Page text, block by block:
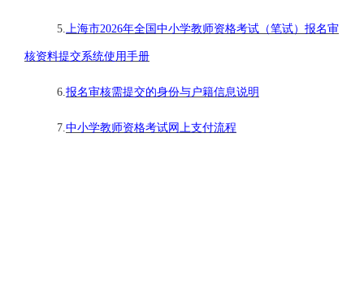
5.上海市2026年全国中小学教师资格考试（笔试）报名审
核资料提交系统使用手册
6.报名审核需提交的身份与户籍信息说明
7.中小学教师资格考试网上支付流程